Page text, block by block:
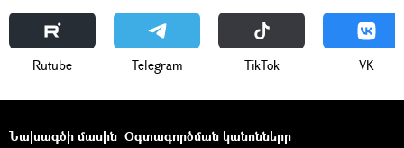
Rutube Telegram ТikТоk VK
Նախագծի մասին Օգտագործման կանոնները